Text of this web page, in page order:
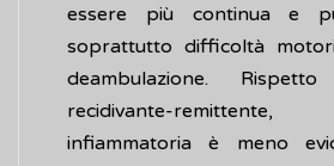
essere più continua e
soprattutto difficoltà
deambulazione.
recidivante-
infiammatoria è meno